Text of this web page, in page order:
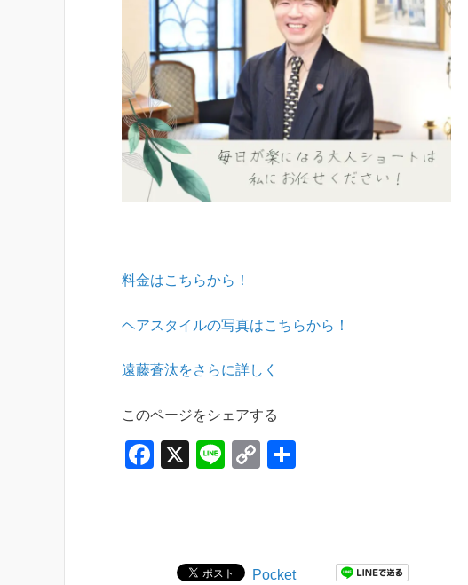
料金はこちらから！
ヘアスタイルの写真はこちらから！
遠藤蒼汰をさらに詳しく
このページをシェアする
F
X
Li
C
Li
Pocket